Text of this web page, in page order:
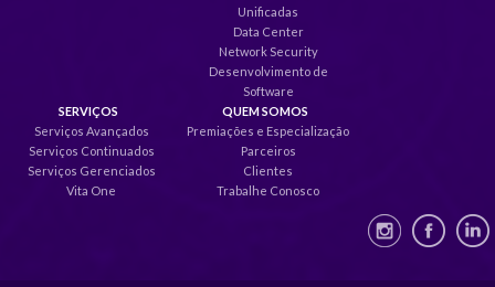
Unificadas
Data Center
Network Security
Desenvolvimento de
Software
SERVIÇOS
Serviços Avançados
Serviços Continuados
Serviços Gerenciados
Vita One
QUEM SOMOS
Premiações e Especialização
Parceiros
Clientes
Trabalhe Conosco